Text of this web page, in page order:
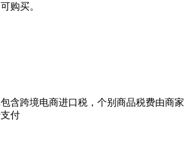
购买。
含跨境电商进口税，个别商品税费由商家
付